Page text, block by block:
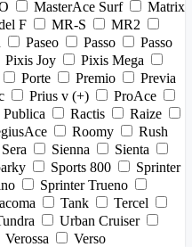
MasterAce Surf
Matrix
F MR-S
MR2
Paseo Passo
Passo
Pixis Joy
Pixis Mega
Porte Premio
Previa
Prius v (+)
ProAce
Publica Ractis
Raize
Roomy
Rush
Sera Sienna
Sienta
Sports 800
Sprinter
Sprinter Trueno
Tank
Tercel
Urban Cruiser
Verossa Verso